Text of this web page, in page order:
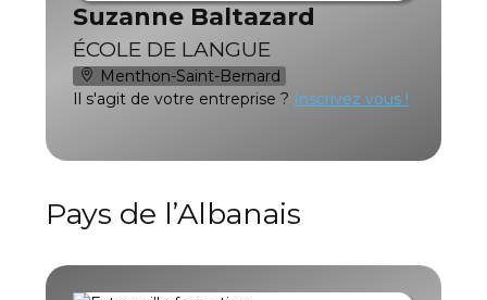
Suzanne Baltazard
ÉCOLE DE LANGUE
Menthon-Saint-Bernard
Il s'agit de votre entreprise ? Inscrivez vous !
Pays de l’Albanais